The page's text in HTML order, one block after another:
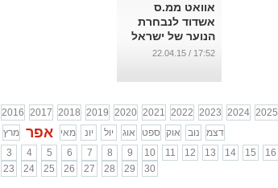
אוואט ממ.ס
אשדוד לנבחרת
הנוער של ישראל
...
17:52 / 22.04.15
2016 2017 2018 2019 2020 2021 2022 2023 2024 2025
מרץ אפר מאי יונ יול אוג ספט אוק נוב
דצמ
3 4 5 6 7 8 9 10 11 12 13 14 15 16
23 24 25 26 27 28 29 30